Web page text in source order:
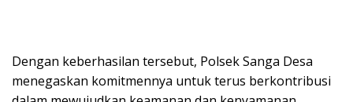
Dengan keberhasilan tersebut, Polsek Sanga Desa
menegaskan komitmennya untuk terus berkontribusi